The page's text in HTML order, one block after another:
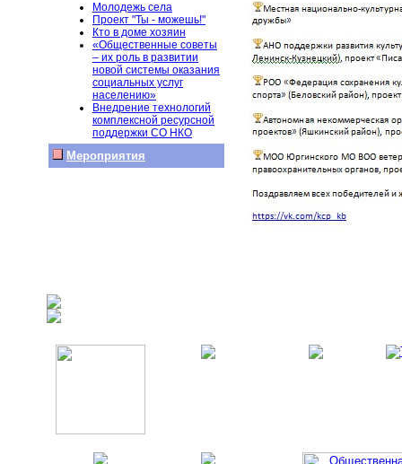
Молодежь села
Проект "Ты - можешь!"
Кто в доме хозяин
«Общественные советы
– их роль в развитии
новой системы оказания
социальных услуг
населению»
Внедрение технологий
комплексной ресурсной
поддержки СО НКО
Мероприятия